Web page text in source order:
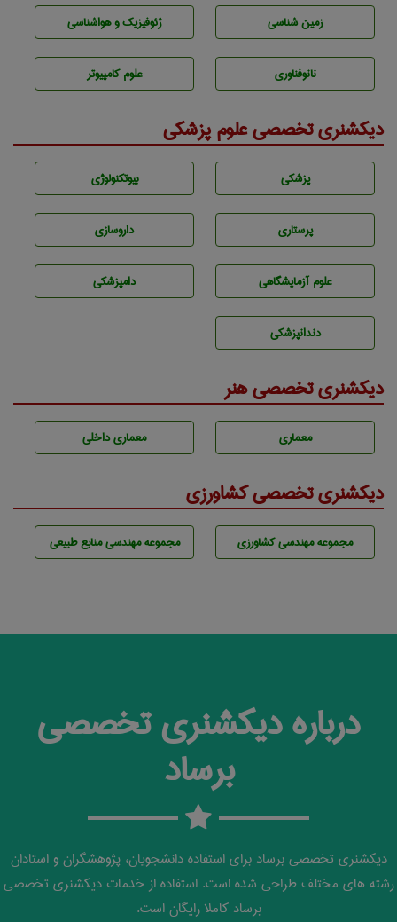
زمين شناسی ژئوفيزيك و هواشناسی
نانوفناوری علوم کامپیوتر
دیکشنری تخصصی علوم پزشکی
پزشكی بيوتكنولوژی
پرستاری داروسازی
علوم آزمايشگاهی دامپزشكی
دندانپزشكی
دیکشنری تخصصی هنر
معماری معماری داخلی
دیکشنری تخصصی کشاورزی
مجموعه مهندسی كشاورزی مجموعه مهندسی منابع طبيعی
درباره دیکشنری تخصصی
برساد
دیکشنری تخصصی برساد برای استفاده دانشجویان، پژوهشگران و استادان
رشته های مختلف طراحی شده است. استفاده از خدمات دیکشنری تخصصی
برساد کاملا رایگان است.